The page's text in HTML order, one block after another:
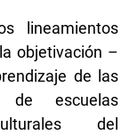
lineamientos
objetivación –
de las
escuelas
del